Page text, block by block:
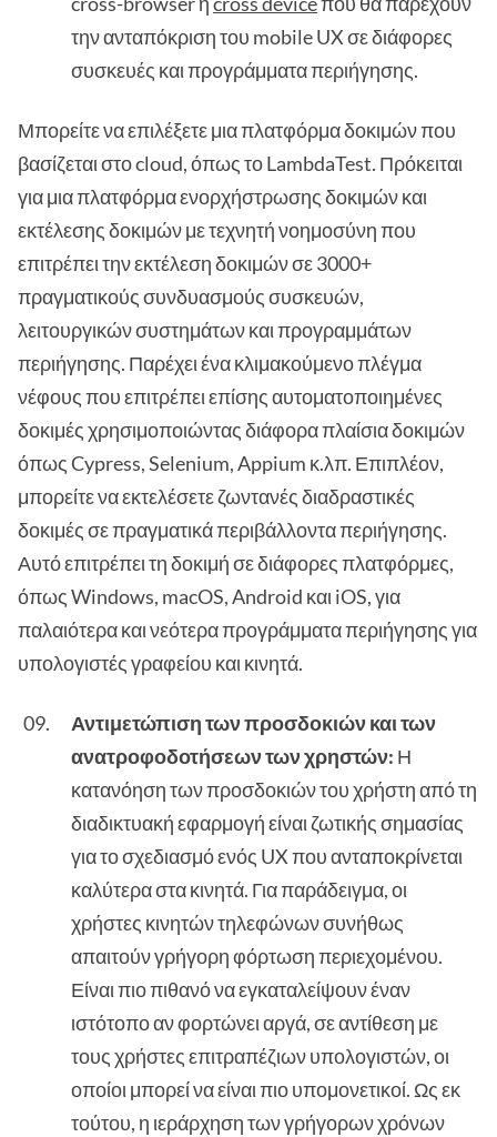
την ανταπόκριση του mobile UX σε διάφορες
συσκευές και προγράμματα περιήγησης.
Μπορείτε να επιλέξετε μια πλατφόρμα δοκιμών που
βασίζεται στο cloud, όπως το LambdaTest. Πρόκειται
για μια πλατφόρμα ενορχήστρωσης δοκιμών και
εκτέλεσης δοκιμών με τεχνητή νοημοσύνη που
επιτρέπει την εκτέλεση δοκιμών σε 3000+
πραγματικούς συνδυασμούς συσκευών,
λειτουργικών συστημάτων και προγραμμάτων
περιήγησης. Παρέχει ένα κλιμακούμενο πλέγμα
νέφους που επιτρέπει επίσης αυτοματοποιημένες
δοκιμές χρησιμοποιώντας διάφορα πλαίσια δοκιμών
όπως Cypress, Selenium, Appium κ.λπ. Επιπλέον,
μπορείτε να εκτελέσετε ζωντανές διαδραστικές
δοκιμές σε πραγματικά περιβάλλοντα περιήγησης.
Αυτό επιτρέπει τη δοκιμή σε διάφορες πλατφόρμες,
όπως Windows, macOS, Android και iOS, για
παλαιότερα και νεότερα προγράμματα περιήγησης για
υπολογιστές γραφείου και κινητά.
Αντιμετώπιση των προσδοκιών και των
ανατροφοδοτήσεων των χρηστών: Η
κατανόηση των προσδοκιών του χρήστη από τη
διαδικτυακή εφαρμογή είναι ζωτικής σημασίας
για το σχεδιασμό ενός UX που ανταποκρίνεται
καλύτερα στα κινητά. Για παράδειγμα, οι
χρήστες κινητών τηλεφώνων συνήθως
απαιτούν γρήγορη φόρτωση περιεχομένου.
Είναι πιο πιθανό να εγκαταλείψουν έναν
ιστότοπο αν φορτώνει αργά, σε αντίθεση με
τους χρήστες επιτραπέζιων υπολογιστών, οι
οποίοι μπορεί να είναι πιο υπομονετικοί. Ως εκ
τούτου, η ιεράρχηση των γρήγορων χρόνων